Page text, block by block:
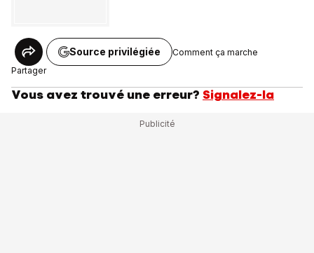
Partager
Source privilégiée Comment ça marche
Vous avez trouvé une erreur? Signalez-la